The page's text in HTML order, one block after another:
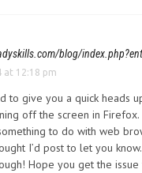
blog/
at 12:18 pm
to give you a quick heads
off the screen in Firefox.
to do with web
I’d post to let you
Hope you get the